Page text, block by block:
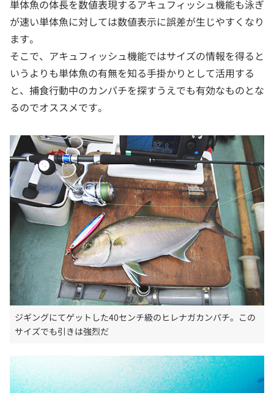
単体魚の体長を数値表現するアキュフィッシュ機能も泳ぎ
が速い単体魚に対しては数値表示に誤差が生じやすくなり
ます。
そこで、アキュフィッシュ機能ではサイズの情報を得ると
いうよりも単体魚の有無を知る手掛かりとして活用する
と、捕食行動中のカンパチを探すうえでも有効なものとな
るのでオススメです。
ジギングにてゲットした40センチ級のヒレナガカンパチ。この
サイズでも引きは強烈だ